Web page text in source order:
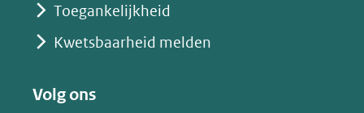
Toegankelijkheid
Kwetsbaarheid melden
Volg ons